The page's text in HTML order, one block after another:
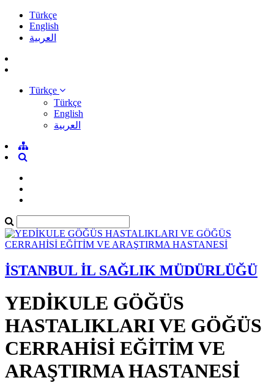
Türkçe
English
العربية
Türkçe
Türkçe
English
العربية
İSTANBUL İL SAĞLIK MÜDÜRLÜĞÜ
YEDİKULE GÖĞÜS
HASTALIKLARI VE GÖĞÜS
CERRAHİSİ EĞİTİM VE
ARAŞTIRMA HASTANESİ